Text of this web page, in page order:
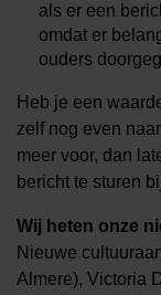
als er een
omdat er
ouders
Heb je een
zelf nog even
meer voor, dan
bericht te sturen
Wij heten onze
Nieuwe
Almere), Victoria